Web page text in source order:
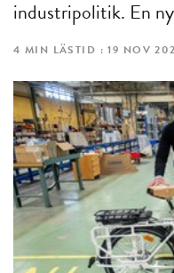
industripolitik. En
4 MIN LÄSTID : 19 NOV